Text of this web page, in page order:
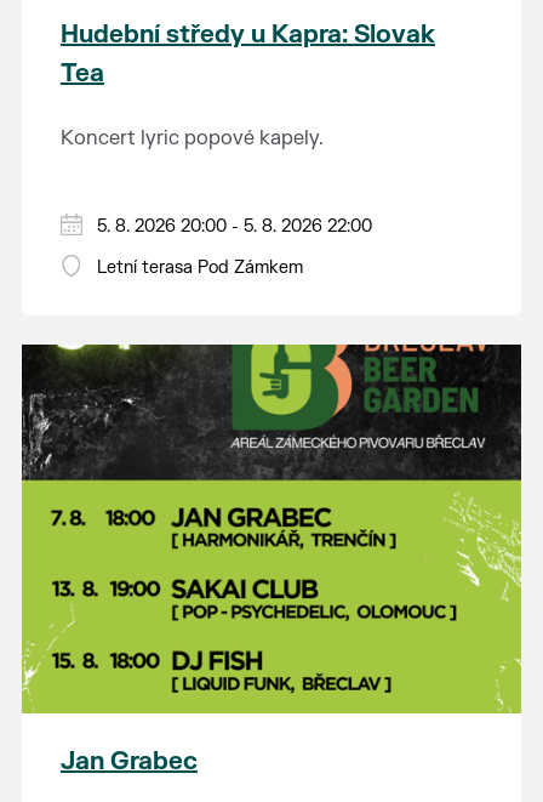
Hudební středy u Kapra: Slovak
Tea
Koncert lyric popové kapely.
5. 8. 2026 20:00 - 5. 8. 2026 22:00
Letní terasa Pod Zámkem
Jan Grabec